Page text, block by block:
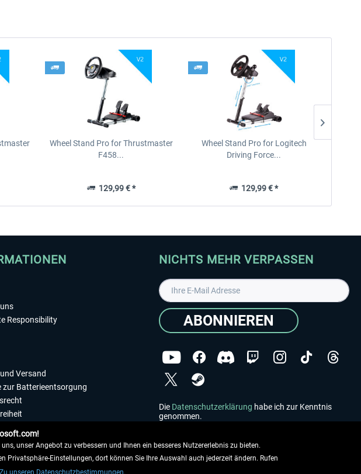
Wheel Stand Pro for Thrustmaster
F458...
129,99 € *
Wheel Stand Pro for Logitech
Driving Force...
129,99 € *
Responsibility
Versand
zur Batterieentsorgung
NICHTS MEHR VERPASSEN
ABONNIEREN
Die Datenschutzerklärung habe ich zur Kenntnis
genommen.
unser Angebot zu verbessern und Ihnen ein besseres Nutzererlebnis zu bieten.
Einstellungen, dort können Sie Ihre Auswahl auch jederzeit ändern. Rufen
Zu unseren Datenschutzbestimmungen.